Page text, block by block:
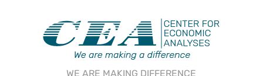
WE ARE MAKING DIFFERENCE